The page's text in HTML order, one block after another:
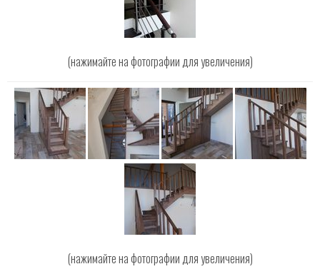
(нажимайте на фотографии для увеличения)
(нажимайте на фотографии для увеличения)